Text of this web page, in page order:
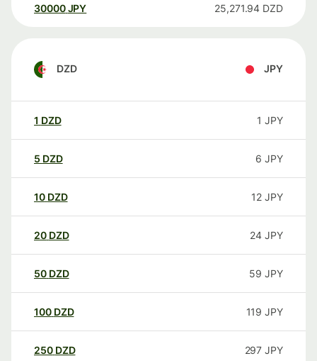
30000 JPY 25,271.94 DZD
DZD JPY
1 DZD 1 JPY
5 DZD 6 JPY
10 DZD 12 JPY
20 DZD 24 JPY
50 DZD 59 JPY
100 DZD 119 JPY
250 DZD 297 JPY